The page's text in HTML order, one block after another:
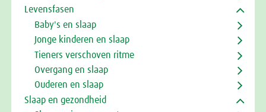
Levensfasen
Baby's en slaap
Jonge kinderen en slaap
Tieners verschoven ritme
Overgang en slaap
Ouderen en slaap
Slaap en gezondheid